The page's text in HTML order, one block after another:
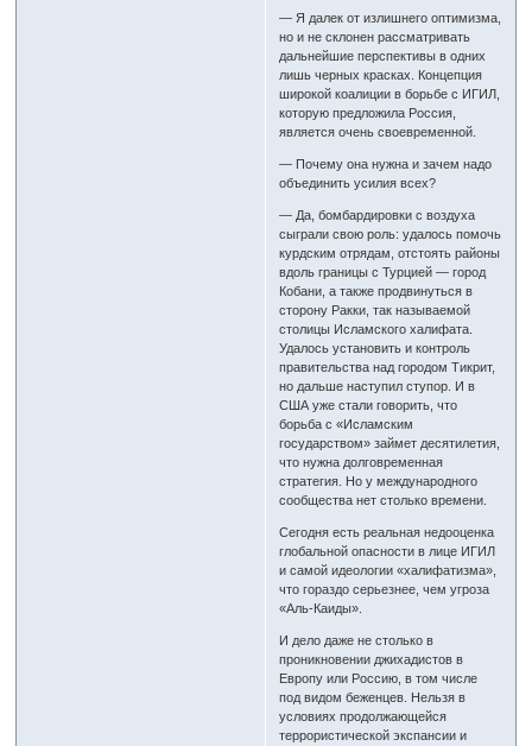
— Я далек от излишнего оптимизма,
но и не склонен рассматривать
дальнейшие перспективы в одних
лишь черных красках. Концепция
широкой коалиции в борьбе с ИГИЛ,
которую предложила Россия,
является очень своевременной.
— Почему она нужна и зачем надо
объединить усилия всех?
— Да, бомбардировки с воздуха
сыграли свою роль: удалось помочь
курдским отрядам, отстоять районы
вдоль границы с Турцией — город
Кобани, а также продвинуться в
сторону Ракки, так называемой
столицы Исламского халифата.
Удалось установить и контроль
правительства над городом Тикрит,
но дальше наступил ступор. И в
США уже стали говорить, что
борьба с «Исламским
государством» займет десятилетия,
что нужна долговременная
стратегия. Но у международного
сообщества нет столько времени.
Сегодня есть реальная недооценка
глобальной опасности в лице ИГИЛ
и самой идеологии «халифатизма»,
что гораздо серьезнее, чем угроза
«Аль-Каиды».
И дело даже не столько в
проникновении джихадистов в
Европу или Россию, в том числе
под видом беженцев. Нельзя в
условиях продолжающейся
террористической экспансии и